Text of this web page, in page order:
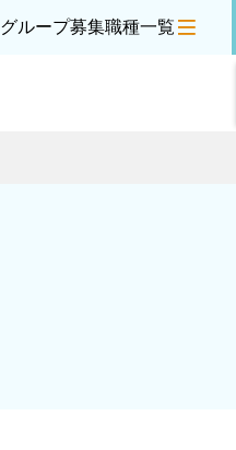
グループ募集職種一覧